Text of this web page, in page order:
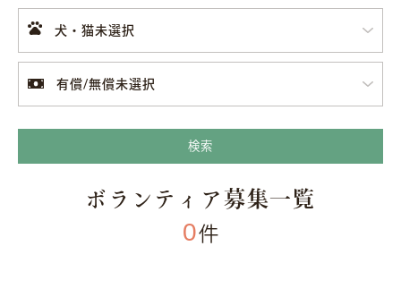
犬・猫未選択
有償/無償未選択
検索
ボランティア募集一覧
0件